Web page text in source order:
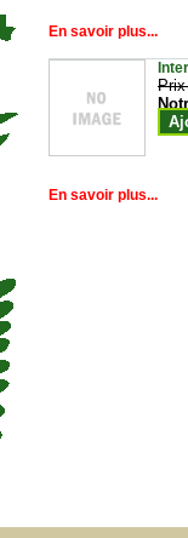
En savoir plus...
En savoir plus...